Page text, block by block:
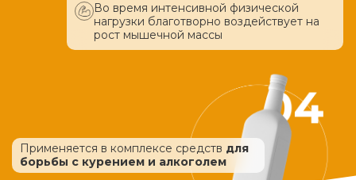
Во время интенсивной физической
нагрузки благотворно воздействует на
рост мышечной массы
Применяется в комплексе средств для
борьбы с курением и алкоголем